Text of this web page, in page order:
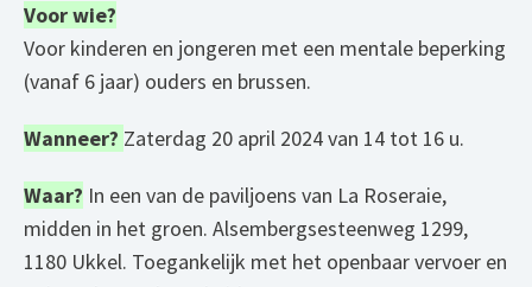
Voor wie?
Voor kinderen en jongeren met een mentale beperking
(vanaf 6 jaar) ouders en brussen.
Wanneer? Zaterdag 20 april 2024 van 14 tot 16 u.
Waar? In een van de paviljoens van La Roseraie,
midden in het groen. Alsembergsesteenweg 1299,
1180 Ukkel. Toegankelijk met het openbaar vervoer en